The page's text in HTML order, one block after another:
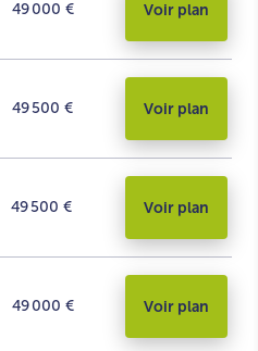
49 000 € Voir plan
49 500 € Voir plan
49 500 € Voir plan
49 000 € Voir plan